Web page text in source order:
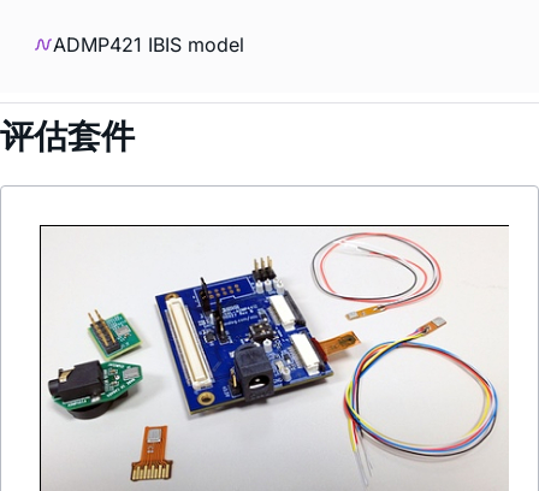
ADMP421 IBIS model
评估套件